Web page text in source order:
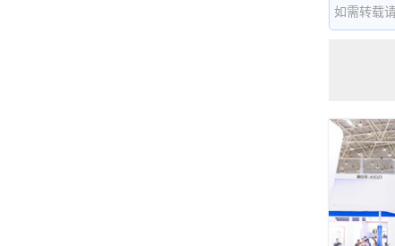
如需转载